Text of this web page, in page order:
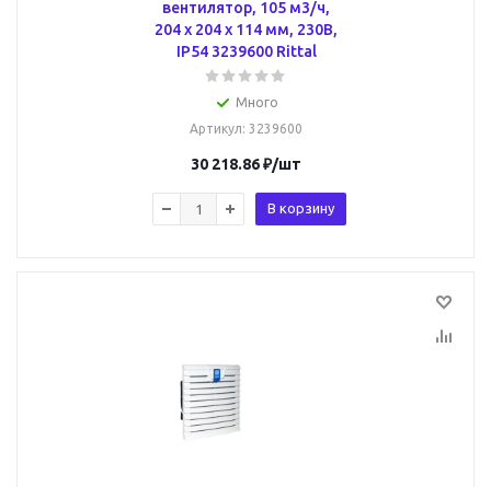
вентилятор, 105 м3/ч,
204 х 204 х 114 мм, 230В,
IP54 3239600 Rittal
Много
Артикул: 3239600
30 218.86₽/шт
В корзину